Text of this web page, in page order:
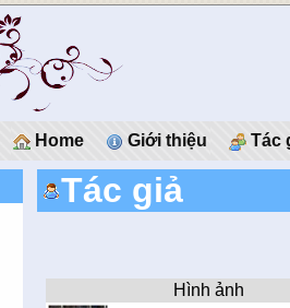
Home Giới thiệu Tác
Tác giả
Hình ảnh